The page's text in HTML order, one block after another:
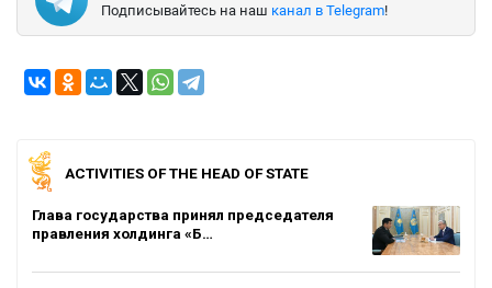
Подписывайтесь на наш канал в Telegram!
ACTIVITIES OF THE HEAD OF STATE
Глава государства принял председателя
правления холдинга «Б…